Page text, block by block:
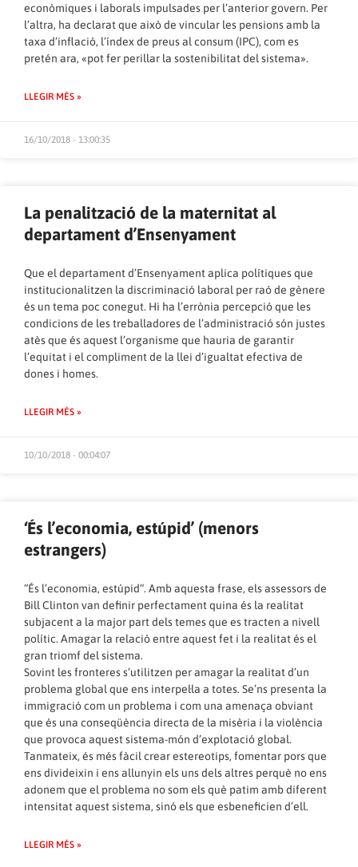
econòmiques i laborals impulsades per l’anterior govern. Per
l’altra, ha declarat que això de vincular les pensions amb la
taxa d’inflació, l’índex de preus al consum (IPC), com es
pretén ara, «pot fer perillar la sostenibilitat del sistema».
LLEGIR MÉS »
16/10/2018 - 13:00:35
La penalització de la maternitat al
departament d’Ensenyament
Que el departament d’Ensenyament aplica polítiques que
institucionalitzen la discriminació laboral per raó de gènere
és un tema poc conegut. Hi ha l’errònia percepció que les
condicions de les treballadores de l’administració són justes
atès que és aquest l’organisme que hauria de garantir
l’equitat i el compliment de la llei d’igualtat efectiva de
dones i homes.
LLEGIR MÉS »
10/10/2018 - 00:04:07
‘És l’economia, estúpid’ (menors
estrangers)
“És l’economia, estúpid“. Amb aquesta frase, els assessors de
Bill Clinton van definir perfectament quina és la realitat
subjacent a la major part dels temes que es tracten a nivell
polític. Amagar la relació entre aquest fet i la realitat és el
gran triomf del sistema.
Sovint les fronteres s’utilitzen per amagar la realitat d’un
problema global que ens interpel·la a totes. Se’ns presenta la
immigració com un problema i com una amenaça obviant
que és una conseqüència directa de la misèria i la violència
que provoca aquest sistema-món d’explotació global.
Tanmateix, és més fàcil crear estereotips, fomentar pors que
ens divideixin i ens allunyin els uns dels altres perquè no ens
adonem que el problema no som els què patim amb diferent
intensitat aquest sistema, sinó els que esbeneficien d’ell.
LLEGIR MÉS »